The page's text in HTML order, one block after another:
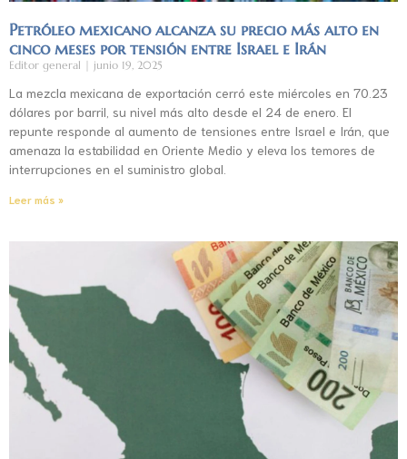
Petróleo mexicano alcanza su precio más alto en
cinco meses por tensión entre Israel e Irán
Editor general junio 19, 2025
La mezcla mexicana de exportación cerró este miércoles en 70.23
dólares por barril, su nivel más alto desde el 24 de enero. El
repunte responde al aumento de tensiones entre Israel e Irán, que
amenaza la estabilidad en Oriente Medio y eleva los temores de
interrupciones en el suministro global.
Leer más »